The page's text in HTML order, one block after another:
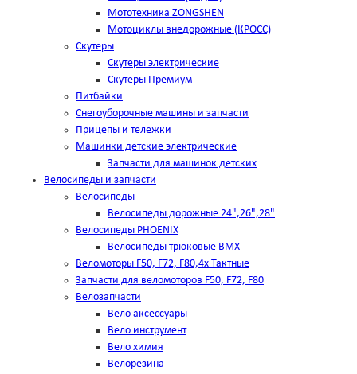
Мототехника ZONGSHEN
Мотоциклы внедорожные (КРОСС)
Скутеры
Скутеры электрические
Скутеры Премиум
Питбайки
Снегоуборочные машины и запчасти
Прицепы и тележки
Машинки детские электрические
Запчасти для машинок детских
Велосипеды и запчасти
Велосипеды
Велосипеды дорожные 24",26",28"
Велосипеды PHOENIX
Велосипеды трюковые BMX
Веломоторы F50, F72, F80,4х Тактные
Запчасти для веломоторов F50, F72, F80
Велозапчасти
Вело аксессуары
Вело инструмент
Вело химия
Велорезина